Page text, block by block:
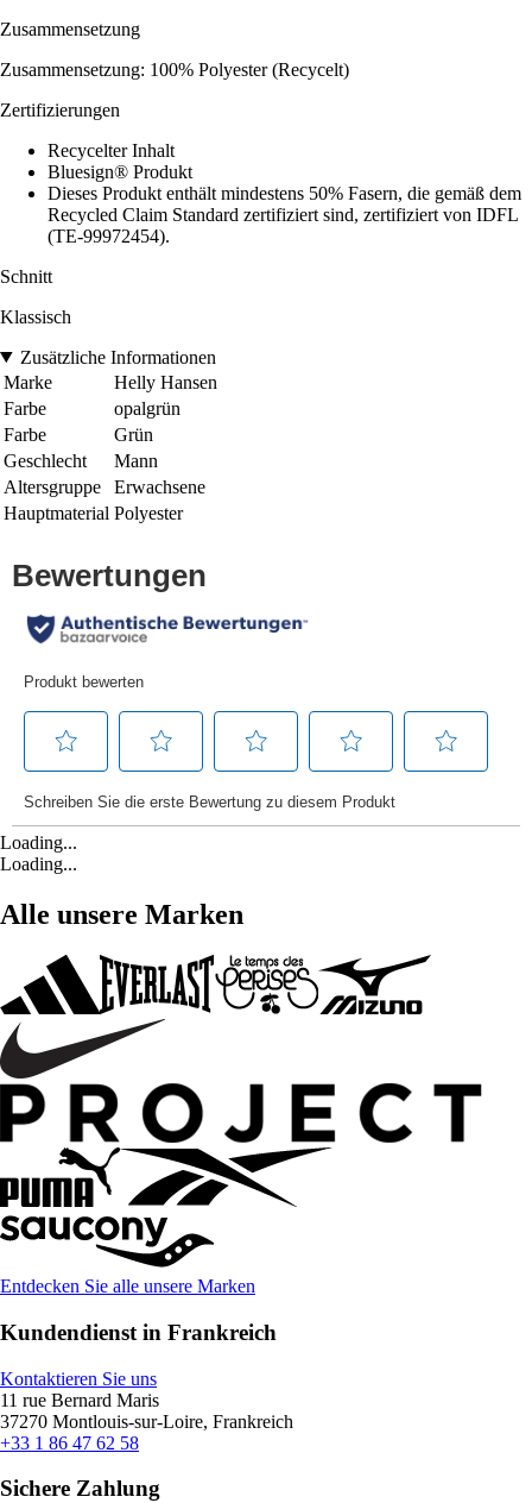
Zusammensetzung
Zusammensetzung: 100% Polyester (Recycelt)
Zertifizierungen
Recycelter Inhalt
Bluesign® Produkt
Dieses Produkt enthält mindestens 50% Fasern, die gemäß dem
Recycled Claim Standard zertifiziert sind, zertifiziert von IDFL
(TE-99972454).
Schnitt
Klassisch
Zusätzliche Informationen
Marke
Helly Hansen
Farbe
opalgrün
Farbe
Grün
Geschlecht
Mann
Altersgruppe
Erwachsene
Hauptmaterial Polyester
Loading...
Loading...
Alle unsere Marken
Entdecken Sie alle unsere Marken
Kundendienst in Frankreich
Kontaktieren Sie uns
11 rue Bernard Maris
37270 Montlouis-sur-Loire, Frankreich
+33 1 86 47 62 58
Sichere Zahlung